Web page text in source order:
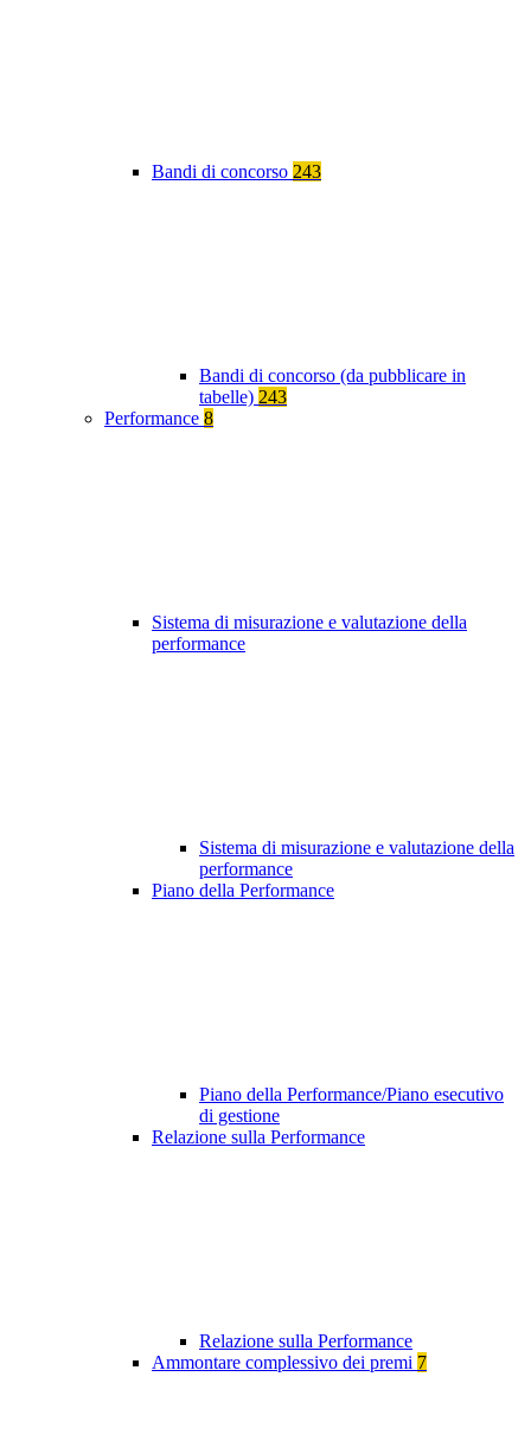
Bandi di concorso 243
Bandi di concorso (da pubblicare in
tabelle) 243
Performance 8
Sistema di misurazione e valutazione della
performance
Sistema di misurazione e valutazione della
performance
Piano della Performance
Piano della Performance/Piano esecutivo
di gestione
Relazione sulla Performance
Relazione sulla Performance
Ammontare complessivo dei premi 7